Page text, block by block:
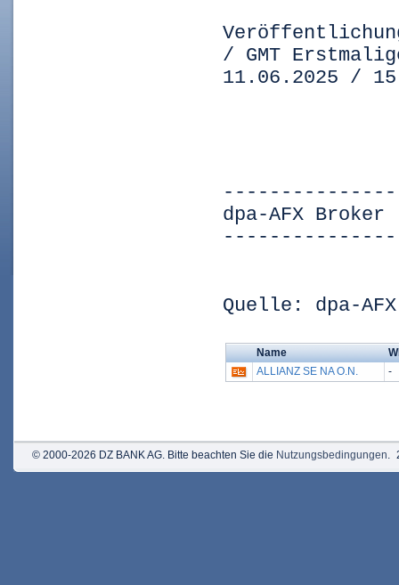
/ GMT
11.06.2025 /
dpa-AFX
Quelle: dpa-AFX
Name
ALLIANZ SE NA O.N.
-
© 2000-2026 DZ BANK AG. Bitte beachten Sie die Nutzungsbedingungen.